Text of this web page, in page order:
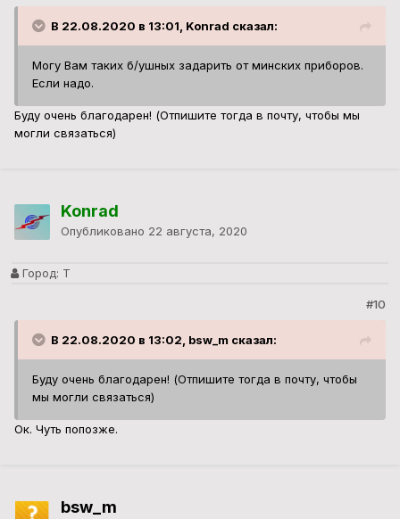
В 22.08.2020 в 13:01, Konrad сказал:
Могу Вам таких б/ушных задарить от минских приборов.
Если надо.
Буду очень благодарен! (Отпишите тогда в почту, чтобы мы
могли связаться)
Konrad
Опубликовано 22 августа, 2020
Город: Т
#10
В 22.08.2020 в 13:02, bsw_m сказал:
Буду очень благодарен! (Отпишите тогда в почту, чтобы
мы могли связаться)
Ок. Чуть попозже.
bsw_m